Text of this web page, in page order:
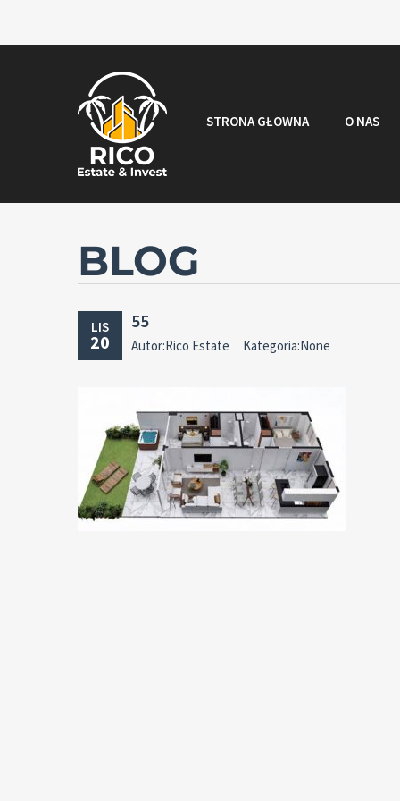
STRONA GŁOWNA O NAS
BLOG
LIS
20
55
Autor:Rico Estate Kategoria:None